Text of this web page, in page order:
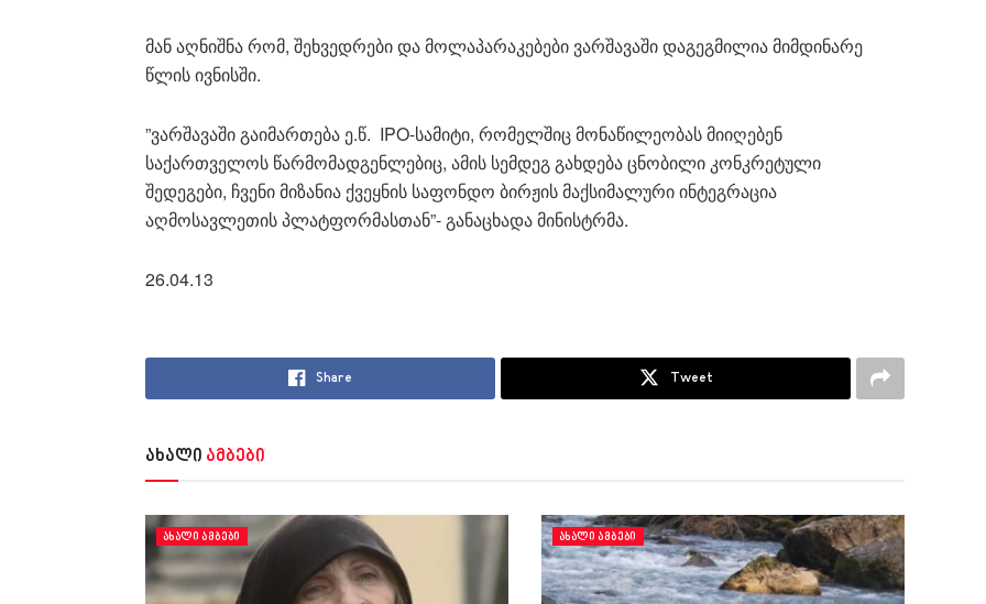
მან აღნიშნა რომ, შეხვედრები და მოლაპარაკებები ვარშავაში დაგეგმილია მიმდინარე
წლის ივნისში.
”ვარშავაში გაიმართება ე.წ. IPO-სამიტი, რომელშიც მონაწილეობას მიიღებენ
საქართველოს წარმომადგენლებიც, ამის სემდეგ გახდება ცნობილი კონკრეტული
შედეგები, ჩვენი მიზანია ქვეყნის საფონდო ბირჟის მაქსიმალური ინტეგრაცია
აღმოსავლეთის პლატფორმასთან”- განაცხადა მინისტრმა.
26.04.13
Share Tweet
ახალი ამბები
ᲐᲮᲐᲚᲘ ᲐᲛᲑᲔᲑᲘ ᲐᲮᲐᲚᲘ ᲐᲛᲑᲔᲑᲘ